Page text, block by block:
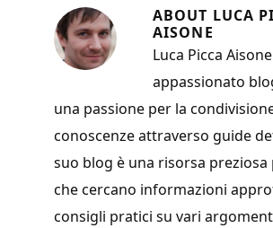
ABOUT LUCA
AISONE
Luca Picca
appassionato
una passione per la
conoscenze attraverso guide
suo blog è una risorsa
che cercano informazioni
consigli pratici su vari